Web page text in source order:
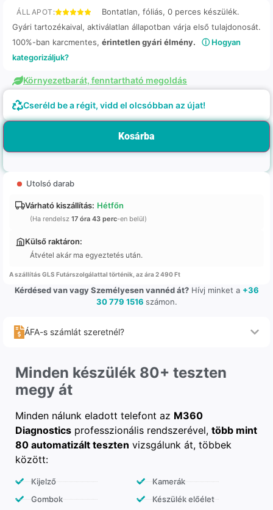
ÁLLAPOT:
Bontatlan, fóliás, 0 perces készülék.
Gyári tartozékaival, aktiválatlan állapotban várja első tulajdonosát.
100%-ban karcmentes, érintetlen gyári élmény.
ⓘ Hogyan
kategorizáljuk?
Környezetbarát, fenntartható megoldás
Cseréld be a régit, vidd el olcsóbban az újat!
Kosárba
Utolsó darab
Várható kiszállítás: Hétfőn
(Ha rendelsz 17 óra 43 perc-en belül)
Külső raktáron:
Átvétel akár ma egyeztetés után.
A szállítás GLS Futárszolgálattal történik, az ára 2 490 Ft
Kérdésed van vagy Személyesen vannéd át?Hívj minket a +36
30 779 1516 számon.
ÁFA-s számlát szeretnél?
Minden készülék 80+ teszten
megy át
Minden nálunk eladott telefont az M360
Diagnostics professzionális rendszerével, több mint
80 automatizált teszten vizsgálunk át, többek
között:
Kijelző
Gombok
Kamerák
Készülék előélet